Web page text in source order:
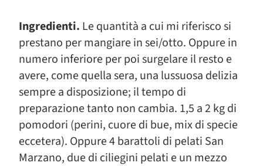
Ingredienti. Le quantità a cui mi riferisco si
prestano per mangiare in sei/otto. Oppure in
numero inferiore per poi surgelare il resto e
avere, come quella sera, una lussuosa delizia
sempre a disposizione; il tempo di
preparazione tanto non cambia. 1,5 a 2 kg di
pomodori (perini, cuore di bue, mix di specie
eccetera). Oppure 4 barattoli di pelati San
Marzano, due di ciliegini pelati e un mezzo